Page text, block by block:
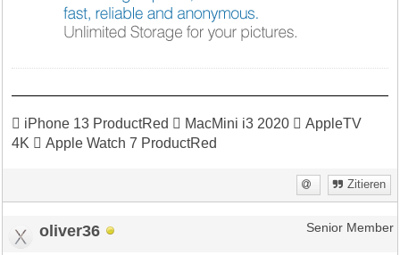
 iPhone 13 ProductRed  MacMini i3 2020  AppleTV
4K  Apple Watch 7 ProductRed
Zitieren
oliver36 Senior Member